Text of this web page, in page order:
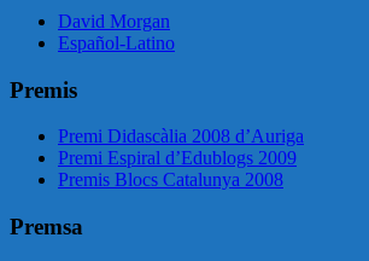
David Morgan
Español-Latino
Premis
Premi Didascàlia 2008 d’Auriga
Premi Espiral d’Edublogs 2009
Premis Blocs Catalunya 2008
Premsa